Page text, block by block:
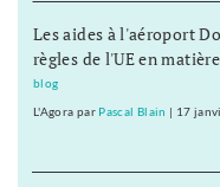
Les aides à l'aéroport
règles de l'UE en
blog
L'Agora par Pascal Blain 17